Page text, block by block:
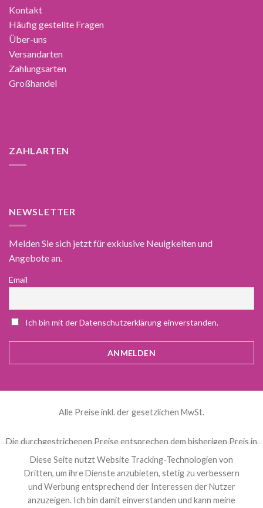
Kontakt
Häufig gestellte Fragen
Über-uns
Versandarten
Zahlungsarten
Großhandel
ZAHLARTEN
NEWSLETTER
Melden Sie sich jetzt für exklusive Neuigkeiten und
Angebote an.
Email
Ich bin mit der Datenschutzerklärung einverstanden.
Alle Preise inkl. der gesetzlichen MwSt.
Die durchgestrichenen Preise entsprechen dem bisherigen Preis in
diesem Online-Shop.
Diese Seite nutzt Website Tracking-Technologien von
Dritten, um ihre Dienste anzubieten, stetig zu verbessern
und Werbung entsprechend der Interessen der Nutzer
anzuzeigen. Ich bin damit einverstanden und kann meine
العربية(Arabisch) Čeština(Tschechisch)